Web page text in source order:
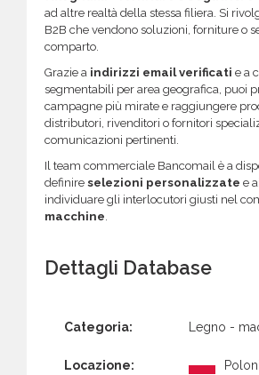
ad altre realtà della stessa filiera. Si
B2B che vendono soluzioni, forniture o
comparto.
Grazie a indirizzi email verificati e a
segmentabili per area geografica, puoi
campagne più mirate e raggiungere
distributori, rivenditori o fornitori
comunicazioni pertinenti.
Il team commerciale Bancomail è a
definire selezioni personalizzate e
individuare gli interlocutori giusti nel
macchine.
Dettagli Database
Categoria: Legno -
Locazione: